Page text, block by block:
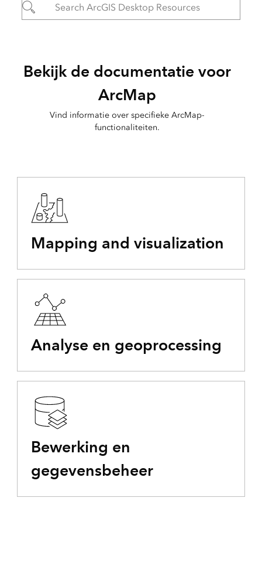
Bekijk de documentatie voor
ArcMap
Vind informatie over specifieke ArcMap-
functionaliteiten.
Mapping and visualization
Analyse en geoprocessing
Bewerking en
gegevensbeheer